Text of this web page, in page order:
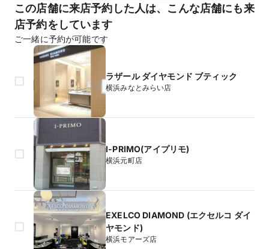
この店舗に来店予約した人は、こんな店舗にも来
店予約をしています
ご一緒に予約が可能です
ラザール ダイヤモンド ブティック
横浜みなとみらい店
I-PRIMO(アイプリモ)
横浜元町店
EXELCO DIAMOND (エクセルコ ダイ
ヤモンド)
横浜モアーズ店